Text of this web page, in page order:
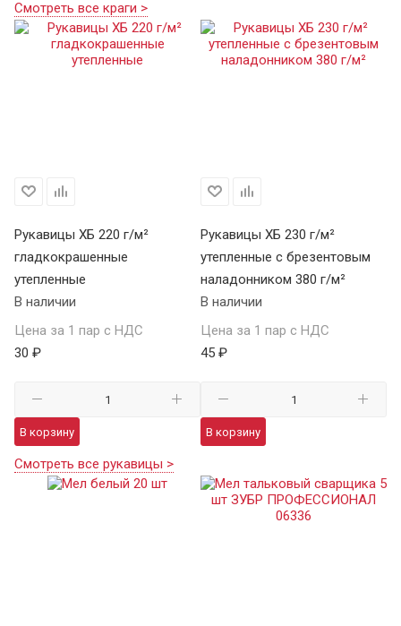
Смотреть все краги >
Рукавицы ХБ 220 г/м²
гладкокрашенные
утепленные
В наличии
Цена за 1 пар с НДС
30 ₽
В корзину
Рукавицы ХБ 230 г/м²
утепленные с брезентовым
наладонником 380 г/м²
В наличии
Цена за 1 пар с НДС
45 ₽
В корзину
Смотреть все рукавицы >